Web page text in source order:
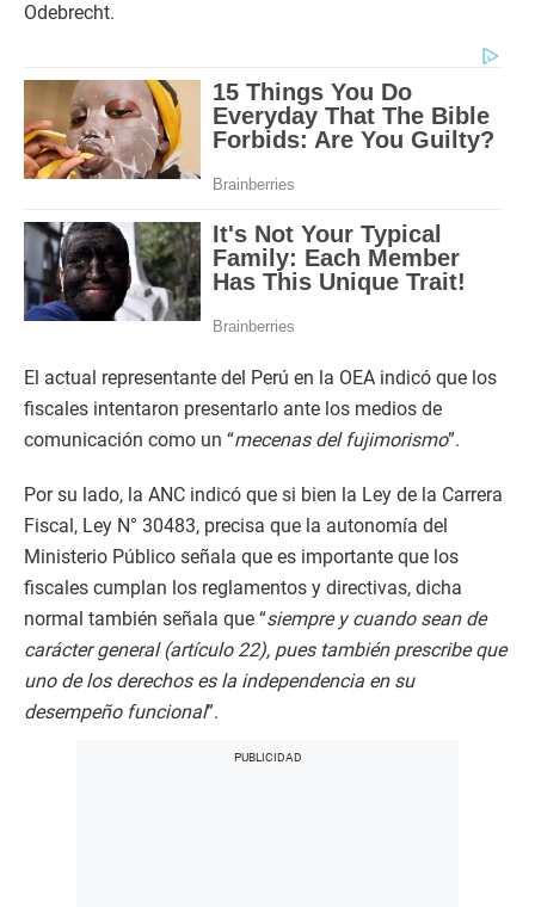
Odebrecht.
El actual representante del Perú en la OEA indicó que los
fiscales intentaron presentarlo ante los medios de
comunicación como un “mecenas del fujimorismo”.
Por su lado, la ANC indicó que si bien la Ley de la Carrera
Fiscal, Ley N° 30483, precisa que la autonomía del
Ministerio Público señala que es importante que los
fiscales cumplan los reglamentos y directivas, dicha
normal también señala que “siempre y cuando sean de
carácter general (artículo 22), pues también prescribe que
uno de los derechos es la independencia en su
desempeño funcional”.